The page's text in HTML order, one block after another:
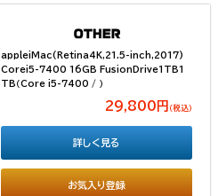
appleiMac(Retina4K,21.5-inch,2017)
Corei5-7400 16GB FusionDrive1TB1
TB（Core i5-7400 / ）
29,800円 （税込）
お気入り登録
詳しく見る